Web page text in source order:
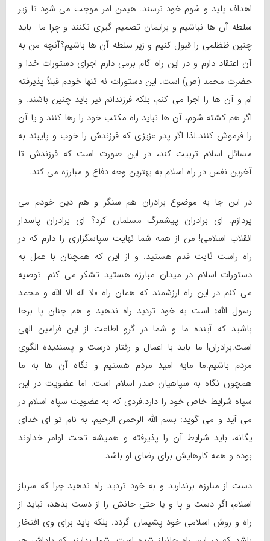
اهداف پلید و شوم خود نرسند. هیمن امر موجب می شود تا زیر
سلطه آن ها نباشیم و برایمان تصمیم گیری نکنند و چرا ما باید
چنین ظظلمی را قبول کنیم و زیر سلطه آن ها باشیم؟آنچه من به
آن اعتقاد دارم و در این راه گام برمی دارم اجرای دستورات خدا و
حضرت محمد (ص) است. این دستورات نه تنها خودم قبلاً پذیرفته
ام و آن ها را اجرا می کنم، بلکه فرزندانم نیر باید چنین باشند. و
اگر هم کشته شوم، آن ها نباید راه مکتب خود را رها کنند و یا آن
را فرموش کنند.لذا اگر پدر عزیزی که فرزندش را خوب و پایبند به
مسائل اسلام تربیت کند، در این صورت است که فرزندش تا
آخرین نفس در راه اسلام به بهترین وجه دفاع و مبارزه می کند.
در این جا به موضوع برادران هم سنگر و هم دین خودم می
پردازم. ای برادران پیشمرگ مسلمان کرد؟ ای برادران پاسدار
انقلاب اسلامی! من از همه شما نهایت سپاسگزاری را دارم که در
راه راست ثابت قدم هستید. و از این که همچنان با عمل به
دستورات اسلام در میدان مبارزه هستید تشکر می کنم. توصیه
می کنم در این راه ارزشمند که همان راه «لا اله الا الله و محمد
رسول الله» است به خود تردید راه ندهید و هم چنان پا برجا
باشید که آینده ما و شما در گرو اطاعت از این فرامین الهی
است.برادران! ما باید با اعمال و رفتار درست و پسندیده الگوی
مردم باشیم.ما مایه امید مردم هستیم و نگاه آن ها به ما
همچون نگاه به سپاهیان صدر اسلام است. اما عضویت در این
سپاه شرایط خاص خود را دارد.فردی که به عضویت سپاه اسلام در
می آید و می گوید: بسم الله الرحمن الرحیم، به نام تو ای خدای
یگانه، باید شرایط آن را پذیرفته و همیشه تحت اوامر خداوند
بوده و همه کارهایش برای رضای او باشد.
دست از مبارزه برندارید و به خود تردید راه ندهید چرا که سرباز
اسلام، اگر دست و پا و یا حتی جانش را از دست بدهد، نباید از
راه و روش اسلامی خود پشیمان گردد. بلکه باید برای وی افتخار